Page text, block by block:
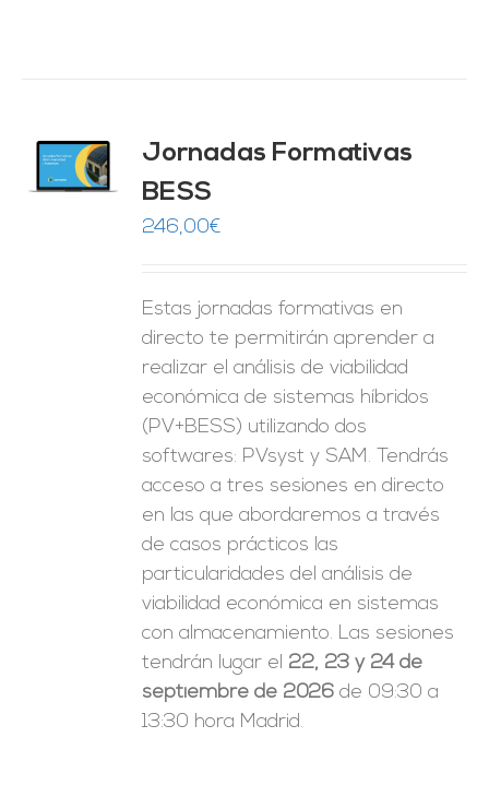
Jornadas Formativas
BESS
246,00€
Estas jornadas formativas en
directo te permitirán aprender a
realizar el análisis de viabilidad
económica de sistemas híbridos
(PV+BESS) utilizando dos
softwares: PVsyst y SAM. Tendrás
acceso a tres sesiones en directo
en las que abordaremos a través
de casos prácticos las
particularidades del análisis de
viabilidad económica en sistemas
con almacenamiento. Las sesiones
tendrán lugar el 22, 23 y 24 de
septiembre de 2026 de 09:30 a
13:30 hora Madrid.